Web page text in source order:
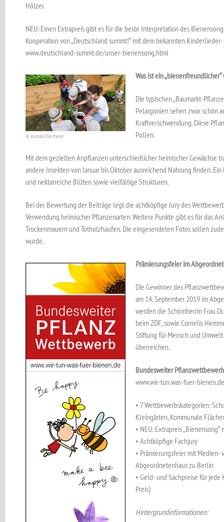
Hölzer.
NEU: Einen Extrapreis gibt es für die beste Interpretation des
Kooperation von „Deutschland summt!“ mit dem bekannten
www.deutschland-summt.de/unser-bienensong.html
© Andrea Diermeier
Was ist ein „bienenfreundlicher“
Die typischen „Baumarkt-
Pelargonien sehen zwar schön
Kraftverschwendung. Diese
Pollen.
Mit dem gezielten Anpflanzen unterschiedlicher heimischer Gewächse
andere Insekten von Januar bis Oktober ausreichend Nahrung finden.
und nektarreiche Blüten sowie vielfältige Strukturen.
Bei der Bewertung der Beiträge legt die achtköpfige Jury des
Verwendung heimischer Pflanzenarten. Weitere Punkte gibt es für das
Trockenmauern und Totholzhaufen. Die eingesendeten Fotos sollen
wurde.
Prämierungsfeier im
Die Gewinner des
am 14. September 2019 im
werden die Schirmherrin Frau
beim ZDF, sowie Cornelis
Stiftung für Mensch und
überreichen.
Bundesweiter Pflanzwettbewerb
www.wir-tun.was-fuer-
• 7 Wettbewerbskategorien:
Kleingärten, Kommunale
• NEU: Extrapreis
• Achtköpfige Fachjury
• Prämierungsfeier mit
Abgeordnetenhaus zu Berlin
• Geld- und Sachpreise für jede
Preis)
Hintergrundinformationen: